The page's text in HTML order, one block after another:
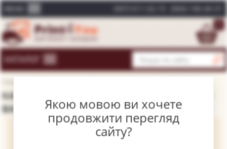
Якою мовою ви хочете
продовжити перегляд
сайту?
КАТАЛОГ
КАРТИНА ГАЛЕРЕЯ ДЛЯ ГУЛЯННЯ У ТЕАТРІ
ВАР'ЄТЕ ФОЛІ-БЕРЖЕ – БЕРО ЖАН